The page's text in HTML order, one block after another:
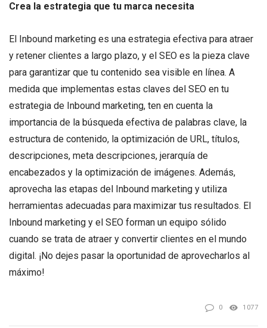
Crea la estrategia que tu marca necesita
El Inbound marketing es una estrategia efectiva para atraer
y retener clientes a largo plazo, y el SEO es la pieza clave
para garantizar que tu contenido sea visible en línea. A
medida que implementas estas claves del SEO en tu
estrategia de Inbound marketing, ten en cuenta la
importancia de la búsqueda efectiva de palabras clave, la
estructura de contenido, la optimización de URL, títulos,
descripciones, meta descripciones, jerarquía de
encabezados y la optimización de imágenes. Además,
aprovecha las etapas del Inbound marketing y utiliza
herramientas adecuadas para maximizar tus resultados. El
Inbound marketing y el SEO forman un equipo sólido
cuando se trata de atraer y convertir clientes en el mundo
digital. ¡No dejes pasar la oportunidad de aprovecharlos al
máximo!
0 1077